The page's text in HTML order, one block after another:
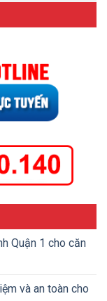
Quận 1 cho căn
và an toàn cho